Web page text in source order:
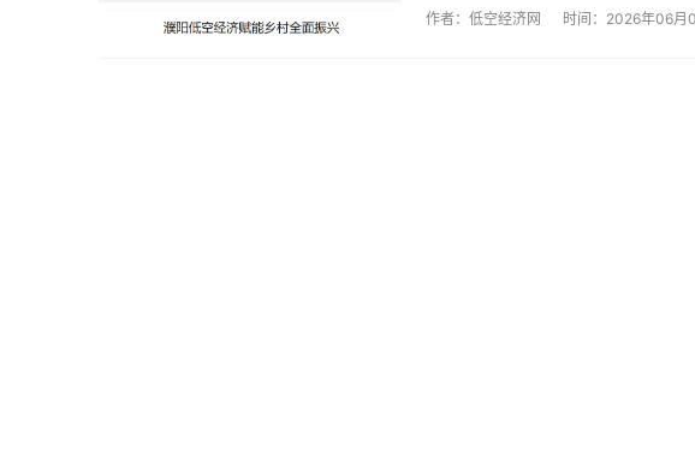
标。政策规范、场景拓展、飞
作者：低空经济网 时间：2026年06月